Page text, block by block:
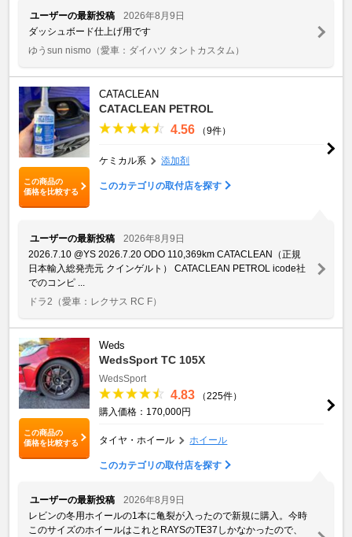
ユーザーの最新投稿
2026年8月9日
ダッシュボード仕上げ用です
ゆうsun nismo （愛車：ダイハツ タントカスタム）
この商品の
価格を比較する
CATACLEAN
CATACLEAN PETROL
4.56 （9件）
ケミカル系 添加剤
このカテゴリの取付店を探す
ユーザーの最新投稿
2026年8月9日
2026.7.10 @YS 2026.7.20 ODO 110,369km CATACLEAN（正規
日本輸入総発売元 クインゲルト） CATACLEAN PETROL icode社
でのコンピ ...
ドラ2 （愛車：レクサス RC F）
この商品の
価格を比較する
Weds
WedsSport TC 105X
WedsSport
4.83
（225件）
購入価格：170,000円
タイヤ・ホイール ホイール
このカテゴリの取付店を探す
ユーザーの最新投稿
2026年8月9日
レビンの冬用ホイールの1本に亀裂が入ったので新規に購入。今時
このサイズのホイールはこれとRAYSのTE37しかなかったので、